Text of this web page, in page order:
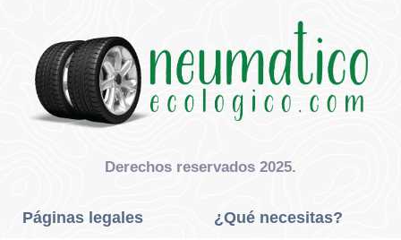
Derechos reservados 2025.
Páginas legales ¿Qué necesitas?